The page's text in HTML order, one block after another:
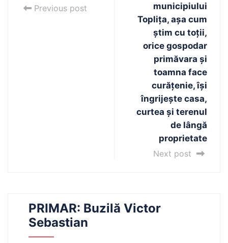
Previous post
municipiului
Toplița, așa cum
știm cu toții,
orice gospodar
primăvara și
toamna face
curățenie, își
îngrijește casa,
curtea și terenul
de lângă
proprietate
Next post
PRIMAR: Buzilă Victor
Sebastian